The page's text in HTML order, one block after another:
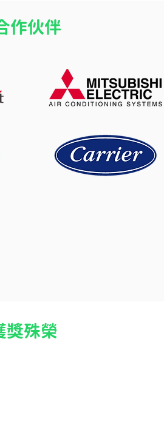
小朋友乾咳？改
冷
度
作伙伴
獎殊榮